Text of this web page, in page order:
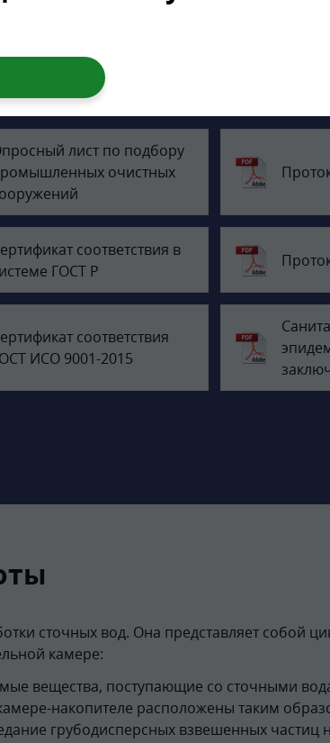
лист по подбору
очистных
соответствия в
ГОСТ Р
соответствия
ИСО 9001-2015
сточных вод. Она представляет собой
камере:
вещества, поступающие со сточными
накопителе расположены таким
грубодисперсных взвешенных частиц